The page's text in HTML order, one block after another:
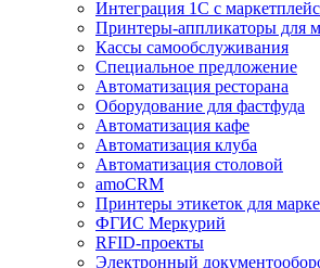
Интеграция 1С с
Принтеры-аппликаторы для
Кассы самообслуживания
Специальное предложение
Автоматизация ресторана
Оборудование для фастфуда
Автоматизация кафе
Автоматизация клуба
Автоматизация столовой
amoCRM
Принтеры этикеток для
ФГИС Меркурий
RFID-проекты
Электронный